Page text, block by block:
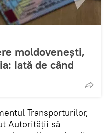
moldovenești,
Iată de când
Transporturilor,
Autorității să